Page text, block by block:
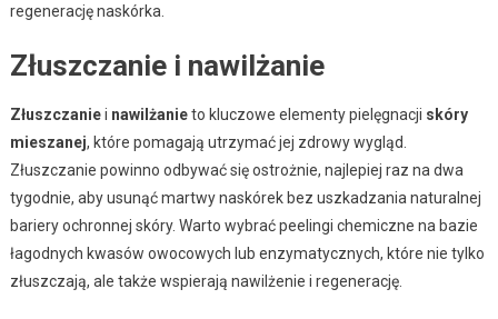
regenerację naskórka.
Złuszczanie i nawilżanie
Złuszczaniei nawilżanieto kluczowe elementy pielęgnacji skóry
mieszanej, które pomagają utrzymać jej zdrowy wygląd.
Złuszczanie powinno odbywać się ostrożnie, najlepiej raz na dwa
tygodnie, aby usunąć martwy naskórek bez uszkadzania naturalnej
bariery ochronnej skóry. Warto wybrać peelingi chemiczne na bazie
łagodnych kwasów owocowych lub enzymatycznych, które nie tylko
złuszczają, ale także wspierają nawilżenie i regenerację.